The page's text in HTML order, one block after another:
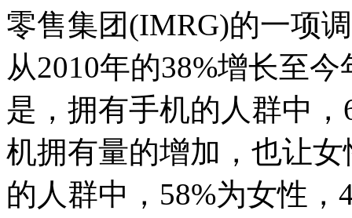
零售集团(IMRG)的一项
从2010年的38%增长至
是，拥有手机的人群中
机拥有量的增加，也让
的人群中，58%为女性